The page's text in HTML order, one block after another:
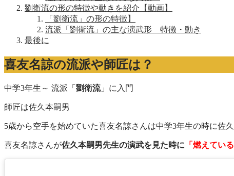
劉衛流の形の特徴や動きを紹介【動画】
「劉衛流」の形の特徴】
流派「劉衛流」の主な演武形 特徴・動き
最後に
喜友名諒の流派や師匠は？
中学3年生～ 流派「 劉衛流」に入門
師匠は佐久本嗣男
5歳から空手を始めていた喜友名諒さんは中学3年生の時に佐
喜友名諒さんが佐久本嗣男先生の演武を見た時に 「燃えている